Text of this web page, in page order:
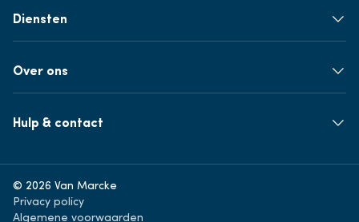
Diensten
Over ons
Hulp & contact
© 2026 Van Marcke
Privacy policy
Algemene voorwaarden